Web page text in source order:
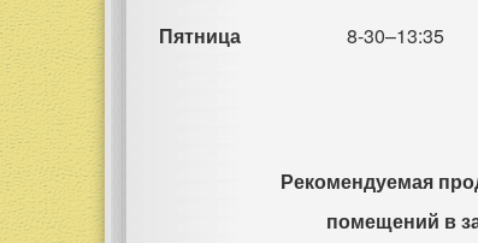
Пятница 8-30–13:35
Рекомендуемая
помещений в